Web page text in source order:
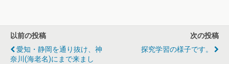
以前の投稿
愛知・静岡を通り抜け、神
奈川(海老名)にまで来まし
次の投稿
探究学習の様子です。